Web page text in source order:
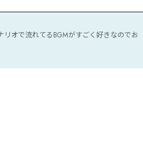
リオで流れてるBGMがすごく好きなのでお